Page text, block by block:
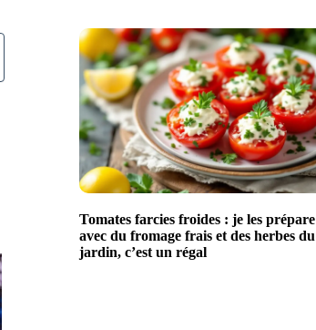
Tomates farcies froides : je les prépare
avec du fromage frais et des herbes du
jardin, c’est un régal